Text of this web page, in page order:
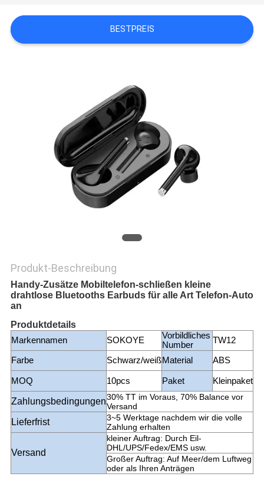
FÄLLE
BESTPREIS
Produkt-Beschreibung
Handy-Zusätze Mobiltelefon-schließen kleine
drahtlose Bluetooths Earbuds für alle Art Telefon-Auto
an
Produktdetails
Markennamen SOKOYE
Vorbildliches
Number
TW12
Farbe Schwarz/weißMaterial ABS
MOQ 10pcs Paket Kleinpaket
Zahlungsbedingungen30% TT im Voraus, 70% Balance vor
Versand
Lieferfrist
3~5 Werktage nachdem wir die volle
Zahlung erhalten
Versand
kleiner Auftrag: Durch Eil-
DHL/UPS/Fedex/EMS usw.
Großer Auftrag: Auf Meer/dem Luftweg
oder als Ihren Anträgen